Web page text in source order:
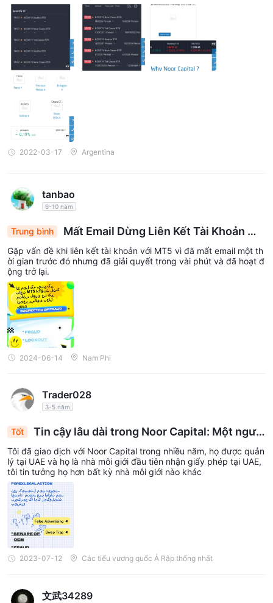
2022-03-17 Argentina
tanbao
6-10 năm
Trung bình
Mất Email Dừng Liên Kết Tài Khoản MT
5, Giải Quyết Nhanh Khôi Phục Truy Cập
Gặp vấn đề khi liên kết tài khoản với MT5 vì đã mất email một th
ời gian trước đó nhưng đã giải quyết trong vài phút và đã hoạt đ
ộng trở lại.
2024-06-14 Nam Phi
Trader028
3-5 năm
Tốt
Tin cậy lâu dài trong Noor Capital: Một người
tiên phong được quy định trong lĩnh vực môi giới
tại UAE
Tôi đã giao dịch với Noor Capital trong nhiều năm, họ được quản
lý tại UAE và họ là nhà môi giới đầu tiên nhận giấy phép tại UAE,
tôi tin tưởng họ hơn bất kỳ nhà môi giới nào khác
2023-07-12 Các tiểu vương quốc Ả Rập thống nhất
文武34289